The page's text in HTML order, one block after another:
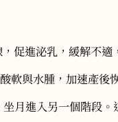
促進泌乳，緩解不
軟與水腫，加速產後
月進入另一個階段